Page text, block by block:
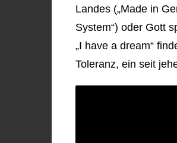
Landes („Made in
System“) oder Gott
„I have a dream“
Toleranz, ein seit